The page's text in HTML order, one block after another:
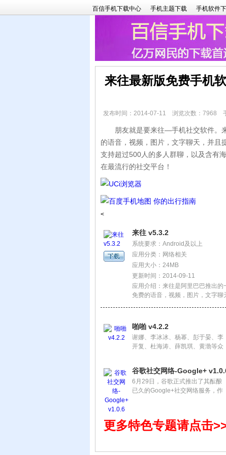
百信手机下载中心 手机主题下载 手机软件
来往最新版免费手机
发布时间：2014-07-11 浏览次数：7968
朋友就是要来往—手机社交软件。来
的语音，视频，图片，文字聊天，并且
支持超过500人的多人群聊，以及含有
在最流行的社交平台！
<
来往 v5.3.2
系统要求：Android及以上
应用分类：网络相关
应用大小：24MB
更新时间：2014-09-11
应用介绍：来往是阿里巴巴推出
免费的语音，视频，图片，文字
啪啪 v4.2.2
谢娜、李冰冰、杨幂、彭于晏、李
开复、杜海涛、薛凯琪、黄渤等众
谷歌社交网络-Google+ v1.0.6
6月29日，谷歌正式推出了其酝酿
已久的Google+社交网络服务，作
网络世界带来了一股'新鲜'。
更多特色专题请点击